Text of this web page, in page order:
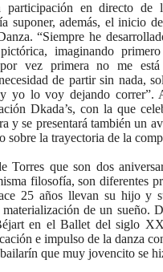
participación en directo de
suponer, además, el inicio
“Siempre he
imaginando
vez primera no me
de partir sin nada,
yo lo voy dejando correr”.
Dkada’s, con la que
y se presentará también un
sobre la trayectoria de la
Torres que son dos
filosofía, son diferentes
25 años llevan su hijo y
de un sueño.
en el Ballet del siglo
e impulso de la danza
que muy jovencito se